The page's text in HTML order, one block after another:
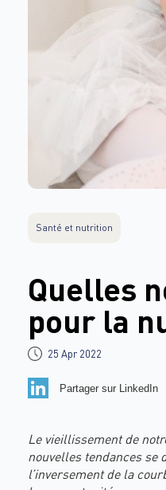
Santé et nutrition
Quelles
pour la
25 Apr 2022
Partager sur LinkedIn
Le vieillissement de
nouvelles tendances se
l’inversement de la